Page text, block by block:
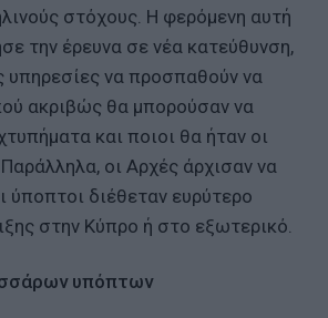
στόχους. Η φερόμενη αυτή
την έρευνα σε νέα κατεύθυνση,
υπηρεσίες να προσπαθούν να
ακριβώς θα μπορούσαν να
και ποιοι θα ήταν οι
οι Αρχές άρχισαν να
ύποπτοι διέθεταν ευρύτερο
στην Κύπρο ή στο εξωτερικό.
υπόπτων